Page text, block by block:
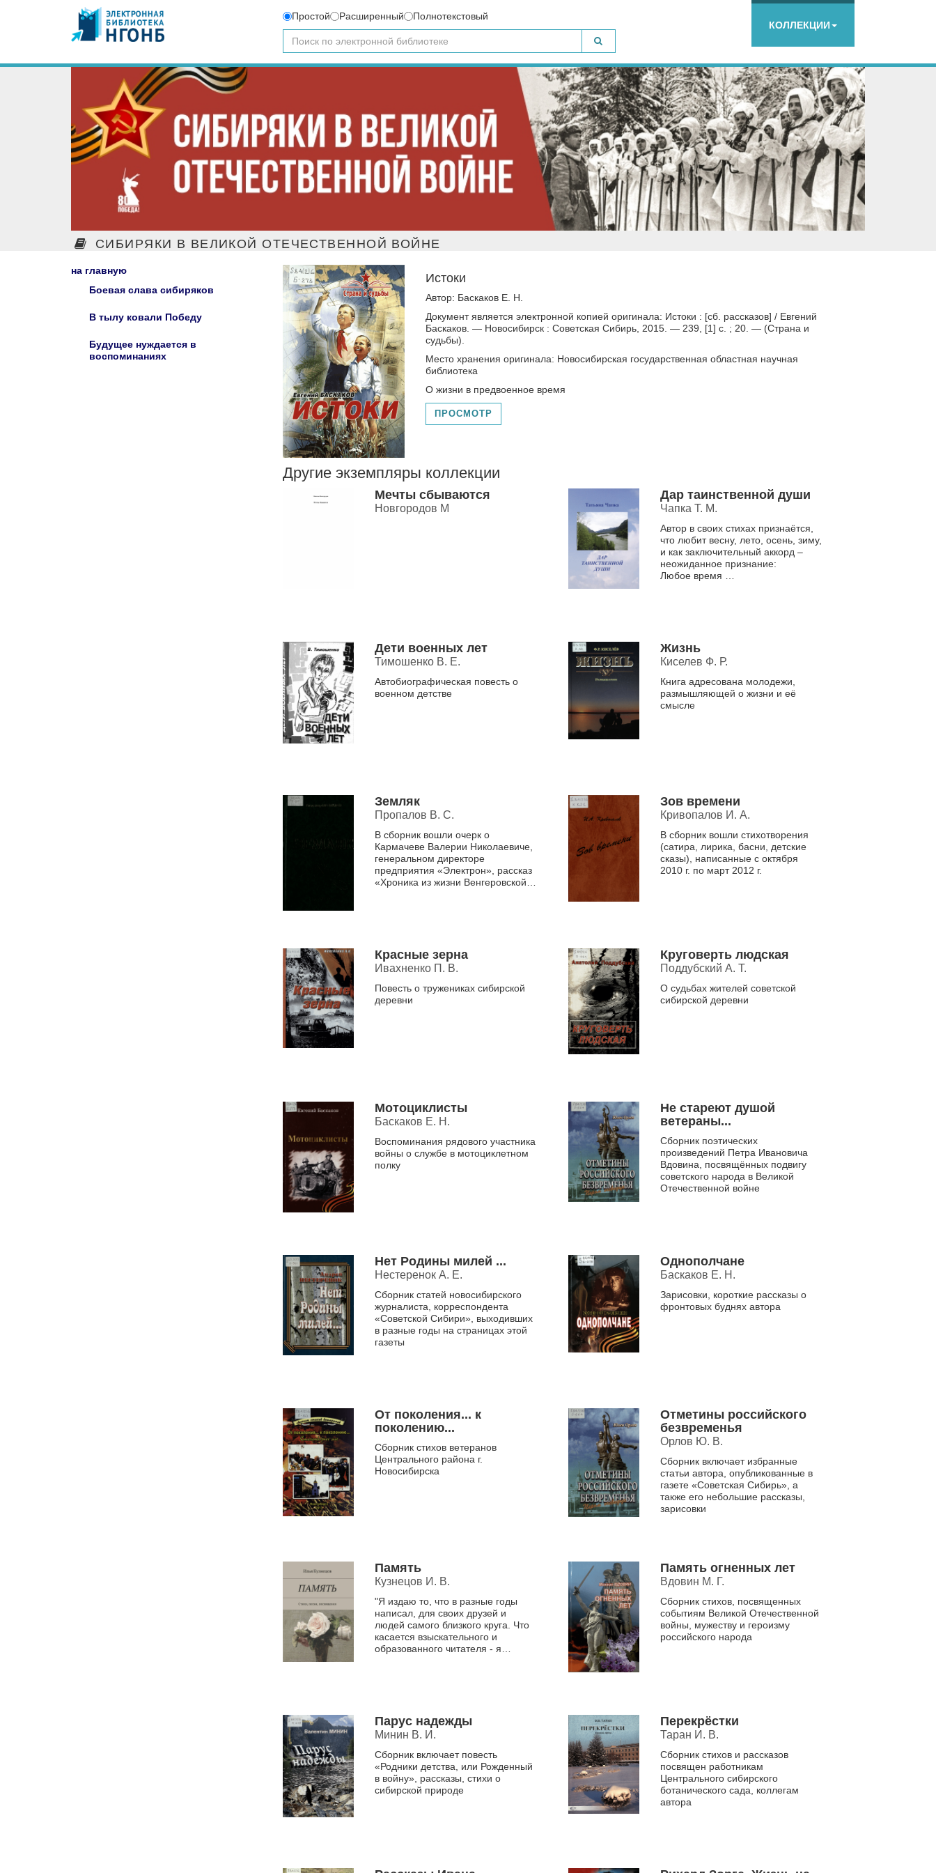
Простой Расширенный
Полнотекстовый
КОЛЛЕКЦИИ
СИБИРЯКИ В ВЕЛИКОЙ ОТЕЧЕСТВЕННОЙ ВОЙНЕ
на главную
Боевая слава сибиряков
В тылу ковали Победу
Будущее нуждается в
воспоминаниях
Истоки
Автор: Баскаков Е. Н.
Документ является электронной копией оригинала: Истоки : [сб. рассказов] / Евгений
Баскаков. — Новосибирск : Советская Сибирь, 2015. — 239, [1] с. ; 20. — (Страна и
судьбы).
Место хранения оригинала: Новосибирская государственная областная научная
библиотека
О жизни в предвоенное время
ПРОСМОТР
Другие экземпляры коллекции
Мечты сбываются
Новгородов М
Дар таинственной души
Чапка Т. М.
Автор в своих стихах признаётся,
что любит весну, лето, осень, зиму,
и как заключительный аккорд –
неожиданное признание:
Любое время
Дети военных лет
Тимошенко В. Е.
Автобиографическая повесть о
военном детстве
Жизнь
Киселев Ф. Р.
Книга адресована молодежи,
размышляющей о жизни и её
смысле
Земляк
Пропалов В. С.
В сборник вошли очерк о
Кармачеве Валерии Николаевиче,
генеральном директоре
предприятия «Электрон», рассказ
«Хроника из жизни Венгеровской
Зов времени
Кривопалов И. А.
В сборник вошли стихотворения
(сатира, лирика, басни, детские
сказы), написанные с октября
2010 г. по март 2012 г.
Красные зерна
Ивахненко П. В.
Повесть о тружениках сибирской
деревни
Круговерть людская
Поддубский А. Т.
О судьбах жителей советской
сибирской деревни
Мотоциклисты
Баскаков Е. Н.
Воспоминания рядового участника
войны о службе в мотоциклетном
полку
Не стареют душой
ветераны...
Сборник поэтических
произведений Петра Ивановича
Вдовина, посвящённых подвигу
советского народа в Великой
Отечественной войне
Нет Родины милей ...
Нестеренок А. Е.
Сборник статей новосибирского
журналиста, корреспондента
«Советской Сибири», выходивших
в разные годы на страницах этой
газеты
Однополчане
Баскаков Е. Н.
Зарисовки, короткие рассказы о
фронтовых буднях автора
От поколения... к
поколению...
Сборник стихов ветеранов
Центрального района г.
Новосибирска
Отметины российского
безвременья
Орлов Ю. В.
Сборник включает избранные
статьи автора, опубликованные в
газете «Советская Сибирь», а
также его небольшие рассказы,
зарисовки
Память
Кузнецов И. В.
"Я издаю то, что в разные годы
написал, для своих друзей и
людей самого близкого круга. Что
касается взыскательного и
образованного читателя - я
Память огненных лет
Вдовин М. Г.
Сборник стихов, посвященных
событиям Великой Отечественной
войны, мужеству и героизму
российского народа
Парус надежды
Минин В. И.
Сборник включает повесть
«Родники детства, или Рожденный
в войну», рассказы, стихи о
сибирской природе
Перекрёстки
Таран И. В.
Сборник стихов и рассказов
посвящен работникам
Центрального сибирского
ботанического сада, коллегам
автора